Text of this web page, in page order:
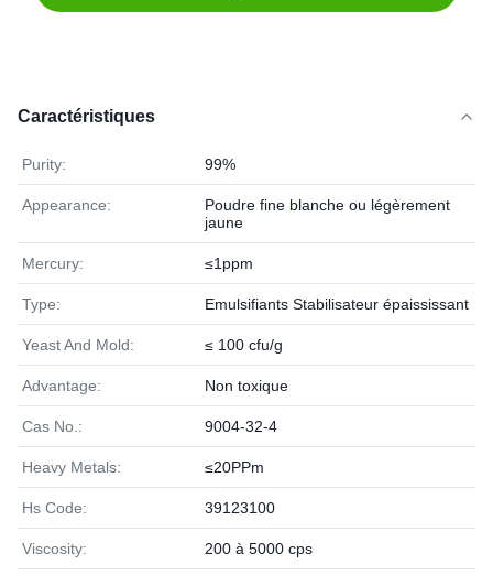
Caractéristiques
Purity: 99%
Appearance:
Poudre fine blanche ou légèrement
jaune
Mercury: ≤1ppm
Type: Emulsifiants Stabilisateur épaississant
Yeast And Mold: ≤ 100 cfu/g
Advantage: Non toxique
Cas No.: 9004-32-4
Heavy Metals: ≤20PPm
Hs Code: 39123100
Viscosity: 200 à 5000 cps